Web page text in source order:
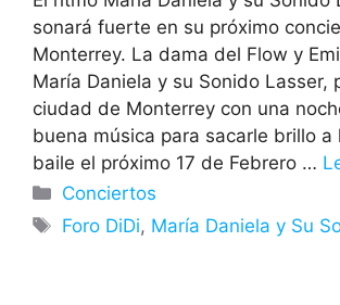
sonará fuerte en su próximo
Monterrey. La dama del Flow y
María Daniela y su Sonido Lasser,
ciudad de Monterrey con una
buena música para sacarle brillo a
baile el próximo 17 de Febrero …
Categorías
Conciertos
Etiquetas
Foro DiDi, María Daniela y Su